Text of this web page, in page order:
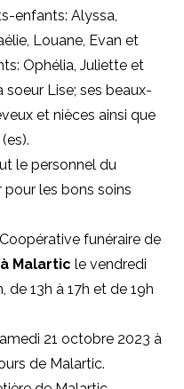
enfants: Alyssa,
Louane, Evan et
Ophélia, Juliette et
soeur Lise; ses beaux-
et nièces ainsi que
le personnel du
les bons soins
funéraire de
Malartic le vendredi
de 13h à 17h et de 19h
21 octobre 2023 à
de Malartic.